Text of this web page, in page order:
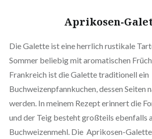
Aprikosen-
Die Galette ist eine herrlich rustikale
Sommer beliebig mit aromatischen
Frankreich ist die Galette traditionell ein
Buchweizenpfannkuchen, dessen Seiten
werden. In meinem Rezept erinnert die
und der Teig besteht großteils ebenfalls
Buchweizenmehl. Die Aprikosen-